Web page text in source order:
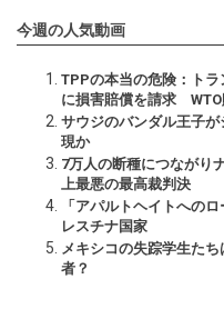
今週の人気動画
TPPの本当の危険：ト
に損害賠償を請求 WTO
サウジのバンダル王子
現か
7万人の断種につながり
上最悪の最高裁判決
「アパルトヘイトへの
レスチナ国家
メキシコの失踪学生た
者？